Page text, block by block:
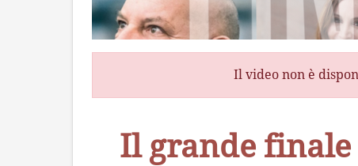
Il video non è
Il grande finale